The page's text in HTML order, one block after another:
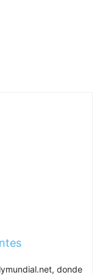
donde